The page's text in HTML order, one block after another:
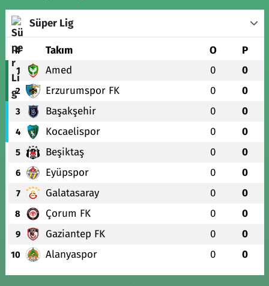
Süper Lig
# Takım O P
1 Amed 0 0
2 Erzurumspor FK 0 0
3 Başakşehir 0 0
4 Kocaelispor 0 0
5 Beşiktaş 0 0
6 Eyüpspor 0 0
7 Galatasaray 0 0
8 Çorum FK 0 0
9 Gaziantep FK 0 0
10 Alanyaspor 0 0